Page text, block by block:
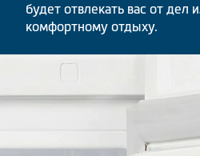
будет отвлекать вас от дел
комфортному отдыху.